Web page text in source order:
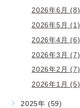
2026年6月 (8)
2026年5月 (1)
2026年4月 (6)
2026年3月 (7)
2026年2月 (7)
2026年1月 (5)
2025年 (59)